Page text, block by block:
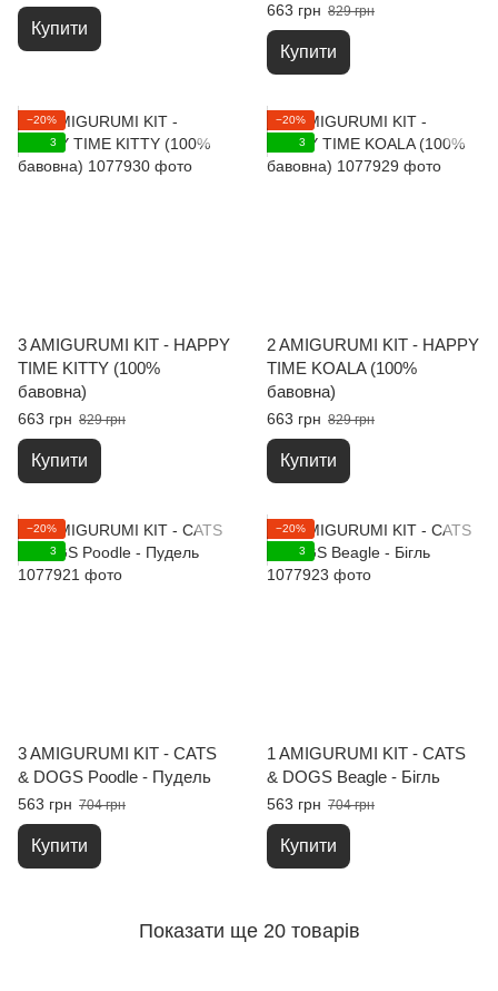
Купити
663 грн 829 грн
Купити
−20%
3
3 AMIGURUMI KIT - HAPPY
TIME KITTY (100%
бавовна)
663 грн 829 грн
Купити
−20%
3
2 AMIGURUMI KIT - HAPPY
TIME KOALA (100%
бавовна)
663 грн 829 грн
Купити
−20%
3
3 AMIGURUMI KIT - CATS
& DOGS Poodle - Пудель
563 грн 704 грн
Купити
−20%
3
1 AMIGURUMI KIT - CATS
& DOGS Beagle - Бігль
563 грн 704 грн
Купити
Показати ще 20 товарів